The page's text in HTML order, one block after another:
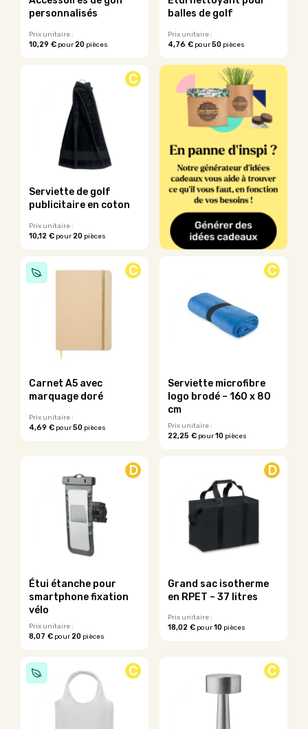
page
du
produit
la
du
produit
personnalisés
Prix unitaire :
10,29 € pour20 pièces
variations.
peuvent
sur
page
du
produit
balles de golf
Prix unitaire :
4,76 €pour50pièces
produit
plusieurs
variations.
peuvent
choisies
sur
page
du
produit
C
Serviette de golf
publicitaire en coton
Prix unitaire :
10,12 € pour20 pièces
C
Carnet A5 avec
marquage doré
Prix unitaire :
4,69 € pour50 pièces
C
Serviette microfibre
logo brodé – 160 x 80
cm
Prix unitaire :
22,25 €pour10pièces
variations.
options
peuvent
sur
la
page
du
produit
D
Étui étanche pour
smartphone fixation
vélo
Prix unitaire :
8,07 € pour20 pièces
D
Grand sac isotherme
en RPET – 37 litres
Prix unitaire :
18,02 €pour10pièces
C C